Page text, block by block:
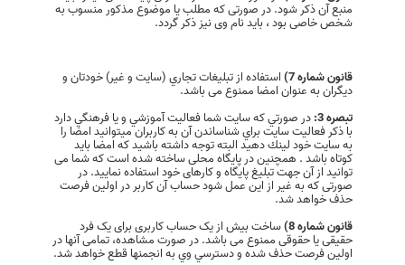
منبع آن ذکر شود. در صورتی که مطلب یا موضوع مذکور منسوب به
شخص خاصی بود ، باید نام وی نیز ذکر گردد.
قانون شماره 7) استفاده از تبلیغات تجاري (سايت و غير) خودتان و
دیگران به عنوان امضا ممنوع می باشد.
تبصره 3:
در صورتي كه سايت شما فعاليت آموزشي و يا فرهنگي دارد
با ذكر فعاليت سايت براي شناساندن آن به كاربران ميتوانيد امضا را
به سايت خود لينك دهيد البته توجه داشته باشيد كه امضا بايد
كوتاه باشد . همچنين در پایگاه محلی ساخته شده است که شما می
توانید از آن جهت تبلیغ پایگاه و کارهای خود استفاده نمایید. در
صورتی که به غیر از این عمل شود حساب آن کاربر در اولین فرصت
حذف خواهد شد.
قانون شماره 8)
ساخت بیش از یک حساب کاربری برای یک فرد
حقیقی یا حقوقی ممنوع می باشد. در صورت مشاهده، تمامی آنها در
اولین فرصت حذف شده و دسترسي وي به انجمنها قطع خواهد شد.